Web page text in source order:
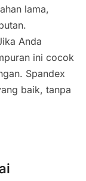
lama,
Anda
ini cocok
Spandex
baik, tanpa